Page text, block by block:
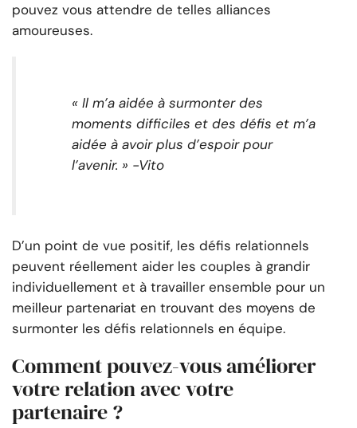
pouvez vous attendre de telles alliances
amoureuses.
« Il m’a aidée à surmonter des
moments difficiles et des défis et m’a
aidée à avoir plus d’espoir pour
l’avenir. » -Vito
D’un point de vue positif, les défis relationnels
peuvent réellement aider les couples à grandir
individuellement et à travailler ensemble pour un
meilleur partenariat en trouvant des moyens de
surmonter les défis relationnels en équipe.
Comment pouvez-vous améliorer
votre relation avec votre
partenaire ?